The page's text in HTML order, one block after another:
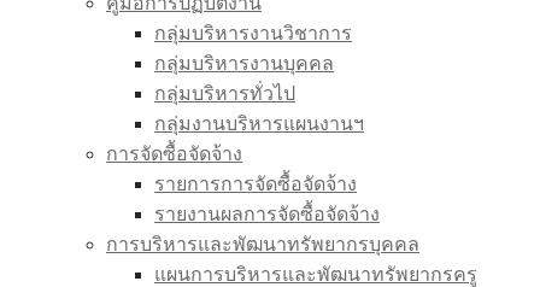
กลุ่มบริหารงานวิชาการ
กลุ่มบริหารงานบุคคล
กลุ่มบริหารทั่วไป
กลุ่มงานบริหารแผนงานฯ
การจัดซื้อจัดจ้าง
รายการการจัดซื้อจัดจ้าง
รายงานผลการจัดซื้อจัดจ้าง
การบริหารและพัฒนาทรัพยากรบุคคล
แผนการบริหารและพัฒนาทรัพยากรครู